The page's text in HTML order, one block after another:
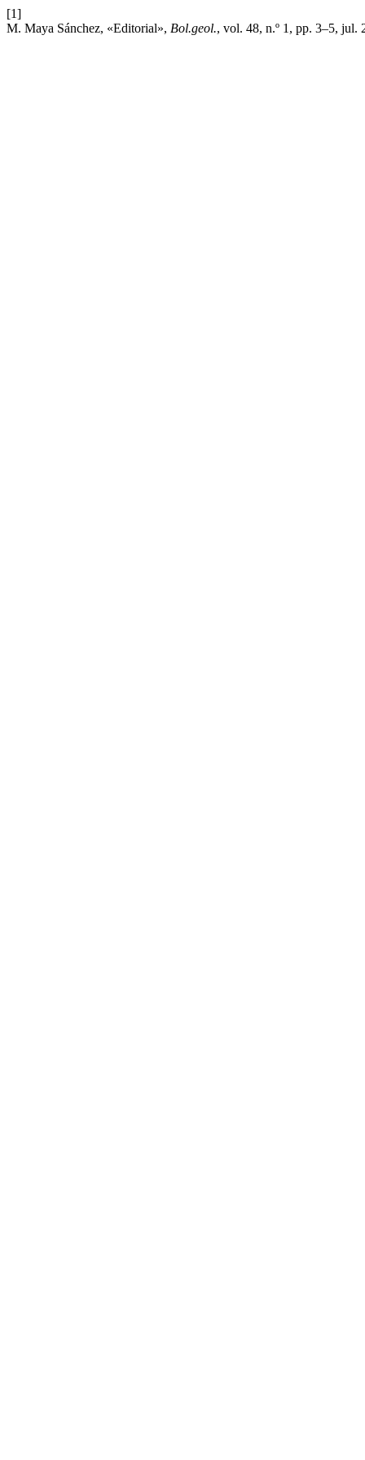
[1]
M. Maya Sánchez, «Editorial», Bol.geol., vol. 48, n.º 1, pp. 3–5, jul.